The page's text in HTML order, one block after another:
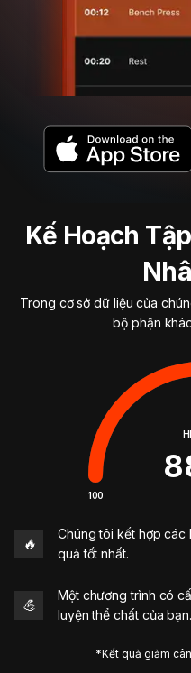
Kế Hoạch
Trong cơ sở dữ liệu của
bộ phận
100
🔥
Chúng tôi kết hợp các
quả tốt nhất.
💪
Một chương trình có
luyện thể chất của bạn.
*Kết quả giảm